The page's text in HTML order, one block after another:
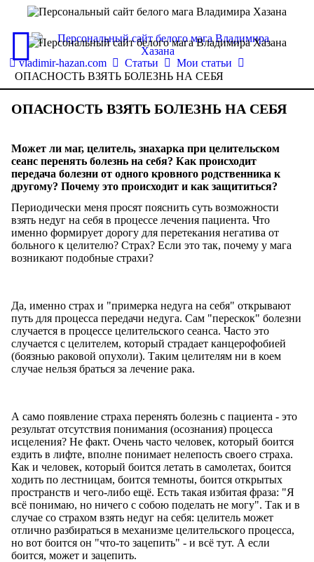
vladimir-hazan.com Статьи
Мои статьи
ОПАСНОСТЬ ВЗЯТЬ БОЛЕЗНЬ НА СЕБЯ
ОПАСНОСТЬ ВЗЯТЬ БОЛЕЗНЬ НА СЕБЯ
Может ли маг, целитель, знахарка при целительском
сеанс перенять болезнь на себя? Как происходит
передача болезни от одного кровного родственника к
другому? Почему это происходит и как защититься?
Периодически меня просят пояснить суть возможности
взять недуг на себя в процессе лечения пациента. Что
именно формирует дорогу для перетекания негатива от
больного к целителю? Страх? Если это так, почему у мага
возникают подобные страхи?
Да, именно страх и "примерка недуга на себя" открывают
путь для процесса передачи недуга. Сам "перескок" болезни
случается в процессе целительского сеанса. Часто это
случается с целителем, который страдает канцерофобией
(боязнью раковой опухоли). Таким целителям ни в коем
случае нельзя браться за лечение рака.
А само появление страха перенять болезнь с пациента - это
результат отсутствия понимания (осознания) процесса
исцеления? Не факт. Очень часто человек, который боится
ездить в лифте, вполне понимает нелепость своего страха.
Как и человек, который боится летать в самолетах, боится
ходить по лестницам, боится темноты, боится открытых
пространств и чего-либо ещё. Есть такая избитая фраза: "Я
всё понимаю, но ничего с собою поделать не могу". Так и в
случае со страхом взять недуг на себя: целитель может
отлично разбираться в механизме целительского процесса,
но вот боится он "что-то зацепить" - и всё тут. А если
боится, может и зацепить.